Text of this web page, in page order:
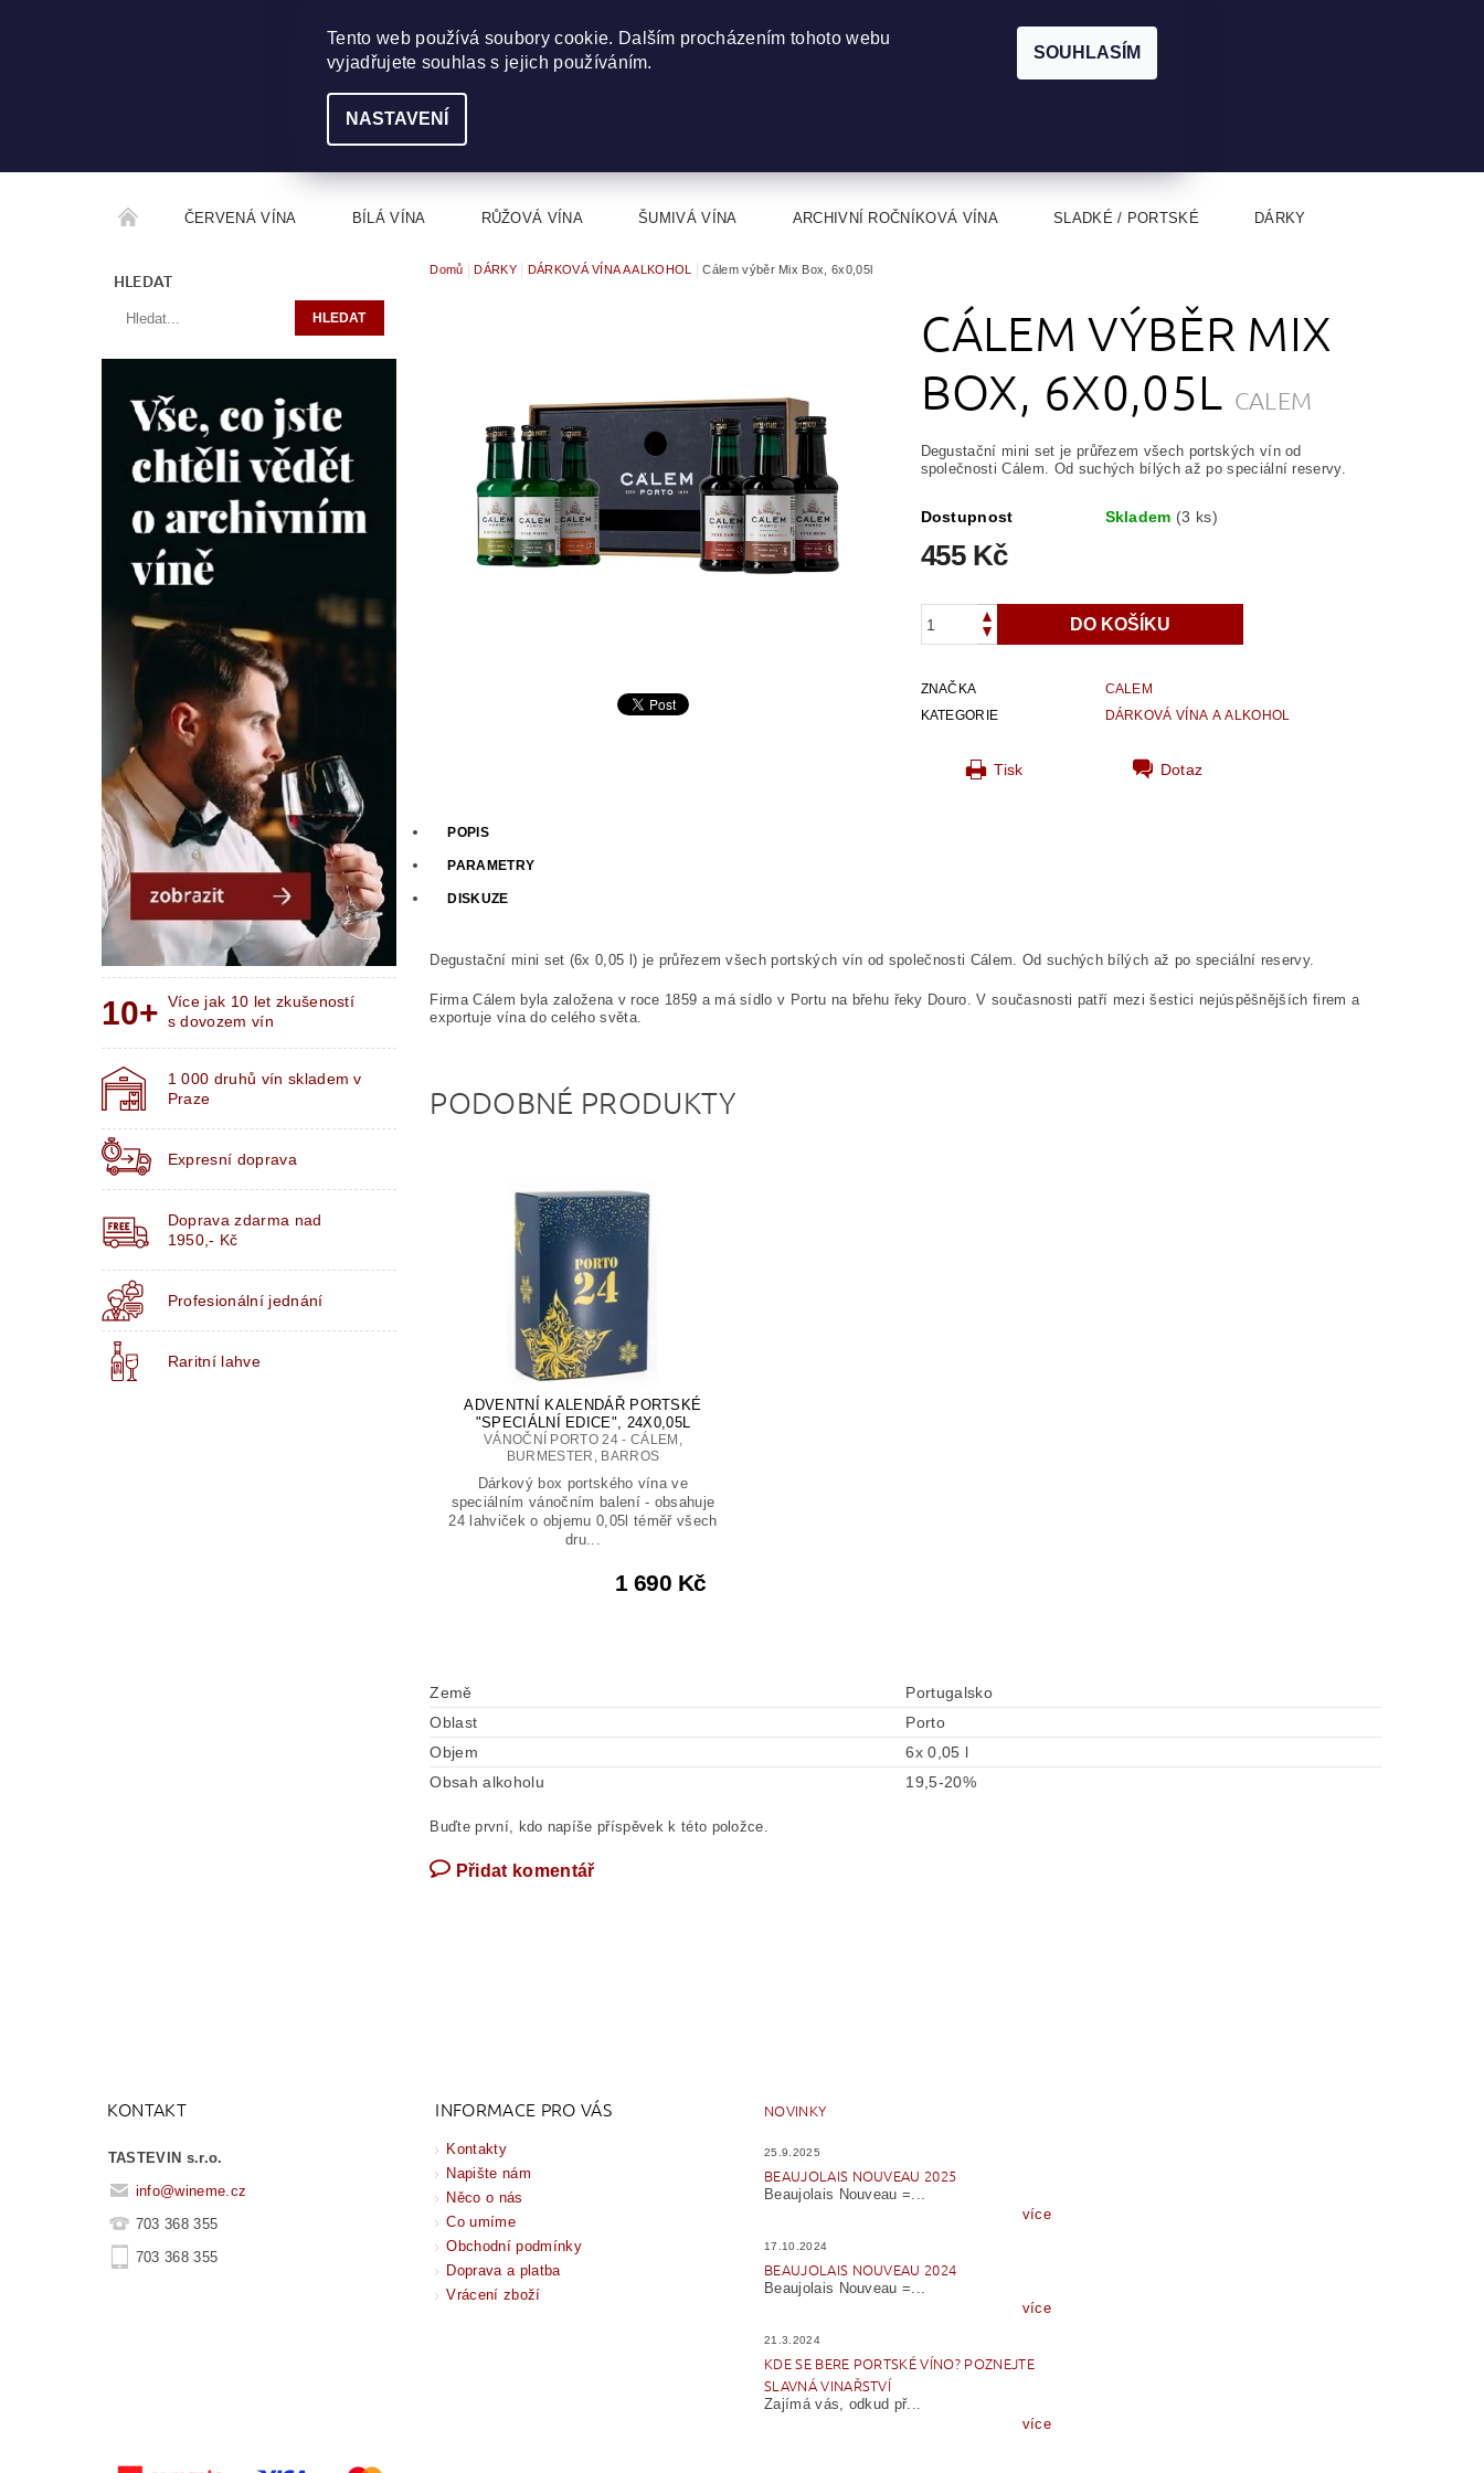
ČERVENÁ VÍNA BÍLÁ VÍNA RŮŽOVÁ VÍNA ŠUMIVÁ VÍNA ARCHIVNÍ ROČNÍKOVÁ VÍNA SLADKÉ / PORTSKÉ DÁRKY
ROČNÍKOVÝ ALKOHOL ROZCESTNÍK VÍN
HLEDAT
Více jak 10 let zkušeností
s dovozem vín
1 000 druhů vín skladem v
Praze
Expresní doprava
Doprava zdarma nad
1950,- Kč
Profesionální jednání
Raritní lahve
Domů DÁRKY DÁRKOVÁ VÍNA A ALKOHOL Cálem výběr Mix Box, 6x0,05l
CÁLEM VÝBĚR MIX
BOX, 6X0,05L CALEM
Degustační mini set je průřezem všech portských vín od
společnosti Cálem. Od suchých bílých až po speciální reservy.
Dostupnost Skladem (3 ks)
455 Kč
ZNAČKA
CALEM
KATEGORIE
DÁRKOVÁ VÍNA A ALKOHOL
Tisk Dotaz
POPIS
PARAMETRY
DISKUZE
Degustační mini set (6x 0,05 l) je průřezem všech portských vín od společnosti Cálem. Od suchých bílých až po speciální reservy.
Firma Cálem byla založena v roce 1859 a má sídlo v Portu na břehu řeky Douro. V současnosti patří mezi šestici nejúspěšnějších firem a
exportuje vína do celého světa.
PODOBNÉ PRODUKTY
ADVENTNÍ KALENDÁŘ PORTSKÉ
"SPECIÁLNÍ EDICE", 24X0,05L
VÁNOČNÍ PORTO 24 - CÁLEM,
BURMESTER, BARROS
Dárkový box portského vína ve
speciálním vánočním balení - obsahuje
24 lahviček o objemu 0,05l téměř všech
dru...
1 690 Kč
Země
Portugalsko
Oblast
Porto
Objem
6x 0,05 l
Obsah alkoholu
19,5-20%
Buďte první, kdo napíše příspěvek k této položce.
Přidat komentář
KONTAKT
TASTEVIN s.r.o.
info@wineme.cz
703 368 355
703 368 355
INFORMACE PRO VÁS
Kontakty
Napište nám
Něco o nás
Co umíme
Obchodní podmínky
Doprava a platba
Vrácení zboží
NOVINKY
25.9.2025
BEAUJOLAIS NOUVEAU 2025
Beaujolais Nouveau =...
více
17.10.2024
BEAUJOLAIS NOUVEAU 2024
Beaujolais Nouveau =...
více
21.3.2024
KDE SE BERE PORTSKÉ VÍNO? POZNEJTE
SLAVNÁ VINAŘSTVÍ
Zajímá vás, odkud př...
více
Tento web používá soubory cookie. Dalším procházením tohoto webu
vyjadřujete souhlas s jejich používáním.
NASTAVENÍ
SOUHLASÍM